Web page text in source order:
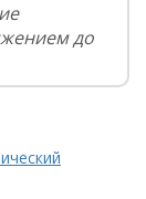
до